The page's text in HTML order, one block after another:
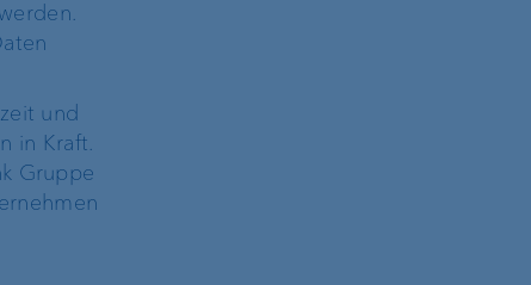
und
in Kraft.
Gruppe